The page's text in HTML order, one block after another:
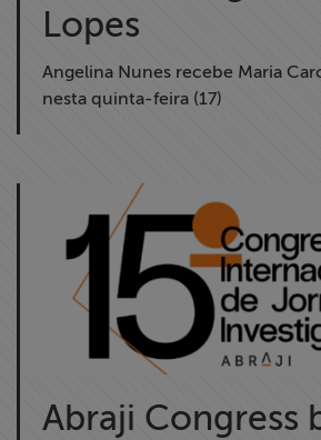
Lopes
Angelina Nunes recebe Maria
nesta quinta-feira (17)
Abraji Congress